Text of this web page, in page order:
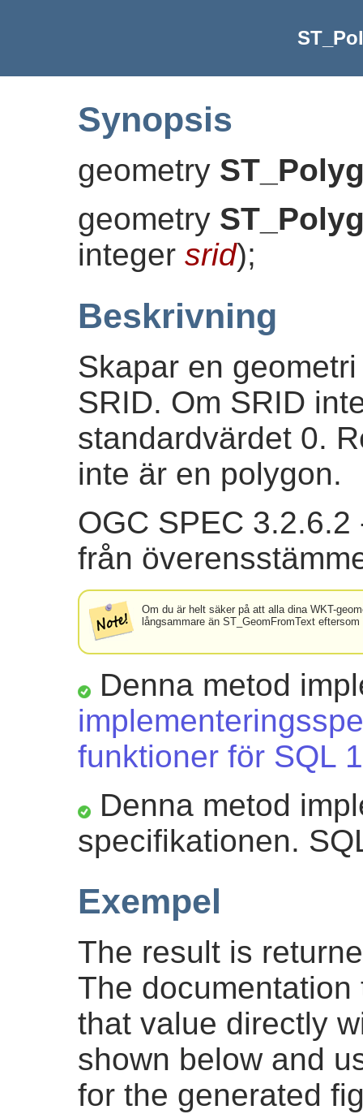
Synopsis
geometry
geometry
integer srid);
Beskrivning
Skapar en
SRID. Om SRID
standardvärdet 0.
inte är en polygon.
OGC SPEC
från
Om du är helt säker på att alla dina WKT-
långsammare än ST_GeomFromText
Denna metod
funktioner för SQL
Denna metod
specifikationen.
Exempel
The result is
The
that value directly
shown below and
for the generated